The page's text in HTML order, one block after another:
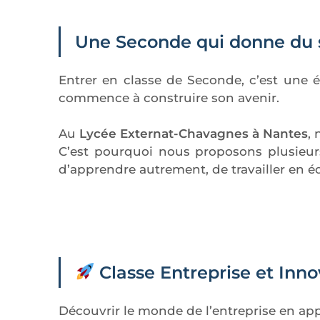
Une Seconde qui donne
Entrer en classe de Seconde, c’est
commence à construire son avenir.
Au Lycée Externat-Chavagnes à Nantes,
C’est pourquoi nous proposons
d’apprendre autrement, de travailler en
Classe Entreprise et
Découvrir le monde de l’entreprise en